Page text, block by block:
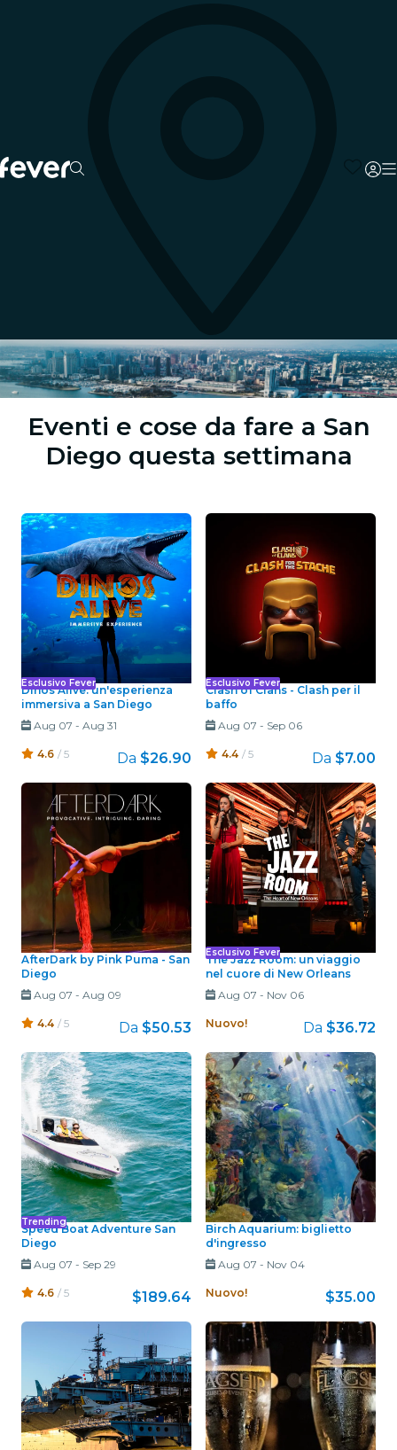
Eventi e cose da fare a San
Diego questa settimana
Esclusivo Fever
Dinos Alive: un'esperienza
immersiva a San Diego
Aug 07 - Aug 31
4.6 / 5 Da $26.90
Esclusivo Fever
Clash of Clans - Clash per il
baffo
Aug 07 - Sep 06
4.4 / 5 Da $7.00
AfterDark by Pink Puma - San
Diego
Aug 07 - Aug 09
4.4 / 5 Da $50.53
Esclusivo Fever
The Jazz Room: un viaggio
nel cuore di New Orleans
Aug 07 - Nov 06
Nuovo! Da $36.72
Trending
Speed Boat Adventure San
Diego
Aug 07 - Sep 29
4.6 / 5 $189.64
Birch Aquarium: biglietto
d'ingresso
Aug 07 - Nov 04
Nuovo! $35.00